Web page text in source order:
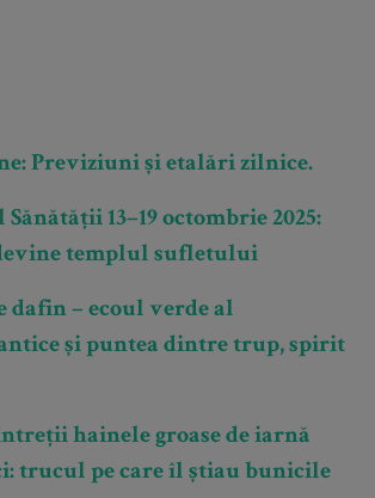
Previziuni și etalări zilnice.
13–19 octombrie 2025:
templul sufletului
dafin – ecoul verde al
și puntea dintre trup, spirit
hainele groase de iarnă
trucul pe care îl știau bunicile